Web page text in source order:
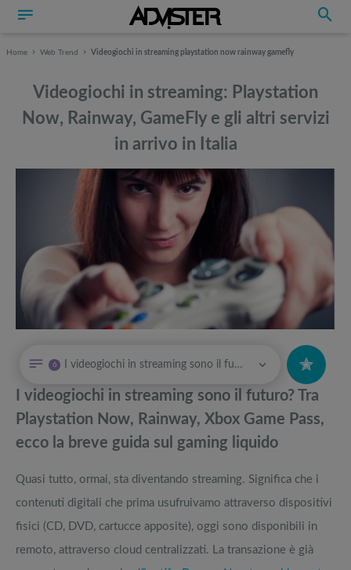
Home Web Trend Videogiochi in streaming playstation now rainway gamefly
Videogiochi in streaming: Playstation
Now, Rainway, GameFly e gli altri servizi
in arrivo in Italia
Asus ROG Phone 5, la recensione del telefono “ultimate” per i gamers
Migliori smartphone da gaming: quale comprare per essere sempre al
tech
Attrezzi sportivi a metà prezzo Black Friday: Tapis roulant, cyclette,
Offerte robot aspirapolvere da non perdere nella Black Friday Week
6 I videogiochi in streaming sono il futuro?
I videogiochi in streaming sono il futuro? Tra
Playstation Now, Rainway, Xbox Game Pass,
ecco la breve guida sul gaming liquido
Quasi tutto, ormai, sta diventando streaming. Significa che i
contenuti digitali che prima usufruivamo attraverso dispositivi
fisici (CD, DVD, cartucce apposite), oggi sono disponibili in
remoto, attraverso cloud centralizzati. La transazione è già